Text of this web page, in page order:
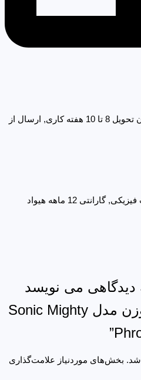
ارسال از انبار چین | زمان تحویل 8 تا 10 هفته کاری, ارسال از
12 ماهه هیواد
دیدگاهی می نویسد
“پرینتر سه بعدی فروزن مدل Sonic Mighty
شد. بخش‌های موردنیاز علامت‌گذاری